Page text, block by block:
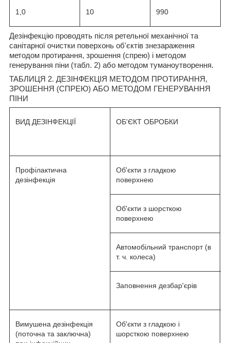
1,0 10 990
Дезінфекцію проводять після ретельної механічної та
санітарної очистки поверхонь об'єктів знезараження
методом протирання, зрошення (спрею) і методом
генерування піни (табл. 2) або методом туманоутворення.
ТАБЛИЦЯ 2. ДЕЗІНФЕКЦІЯ МЕТОДОМ ПРОТИРАННЯ,
ЗРОШЕННЯ (СПРЕЮ) АБО МЕТОДОМ ГЕНЕРУВАННЯ
ПІНИ
ВИД ДЕЗІНФЕКЦІЇ ОБ'ЄКТ ОБРОБКИ
Профілактична
дезінфекція
Об'єкти з гладкою
поверхнею
Об'єкти з шорсткою
поверхнею
Автомобільний транспорт (в
т. ч. колеса)
Заповнення дезбар'єрів
Вимушена дезінфекція
(поточна та заключна)
Об'єкти з гладкою і
шорсткою поверхнею